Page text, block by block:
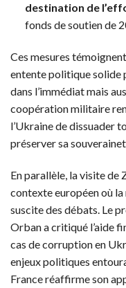
destination de
fonds de soutien de
Ces mesures
entente politique solide
dans l’immédiat mais
coopération militaire
l’Ukraine de dissuader
préserver sa
En parallèle, la visite de
contexte européen où
suscite des débats. Le
Orban a critiqué l’aide
cas de corruption en
enjeux politiques
France réaffirme son